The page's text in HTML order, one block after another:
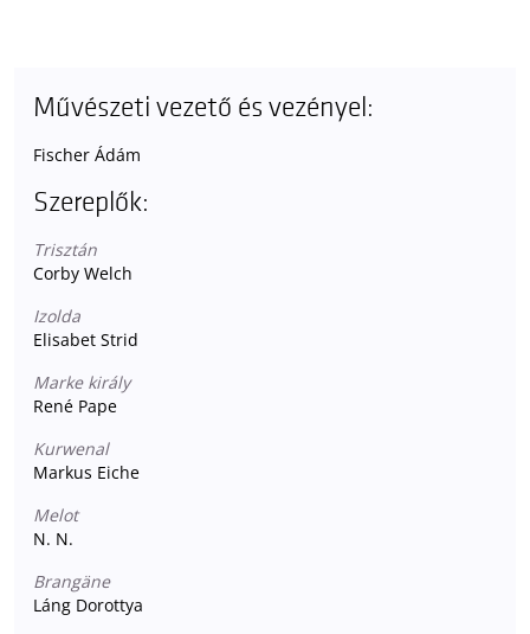
Művészeti vezető és vezényel:
Fischer Ádám
Szereplők:
Trisztán
Corby Welch
Izolda
Elisabet Strid
Marke király
René Pape
Kurwenal
Markus Eiche
Melot
N. N.
Brangäne
Láng Dorottya